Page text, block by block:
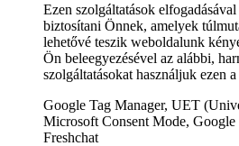
Ezen szolgáltatások
biztosítani Önnek, amelyek
lehetővé teszik weboldalunk
Ön beleegyezésével az alábbi,
szolgáltatásokat használjuk ezen
Google Tag Manager, UET
Microsoft Consent Mode,
Freshchat